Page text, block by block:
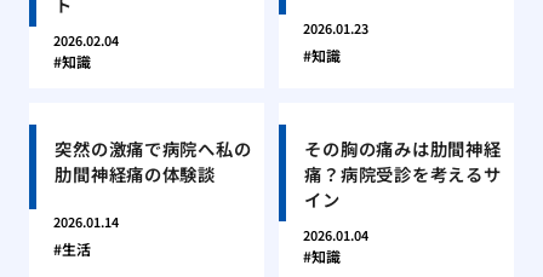
2026.02.04
知識
2026.01.23
知識
突然の激痛で病院へ私の
肋間神経痛の体験談
2026.01.14
生活
その胸の痛みは肋間神経
痛？病院受診を考えるサ
イン
2026.01.04
知識